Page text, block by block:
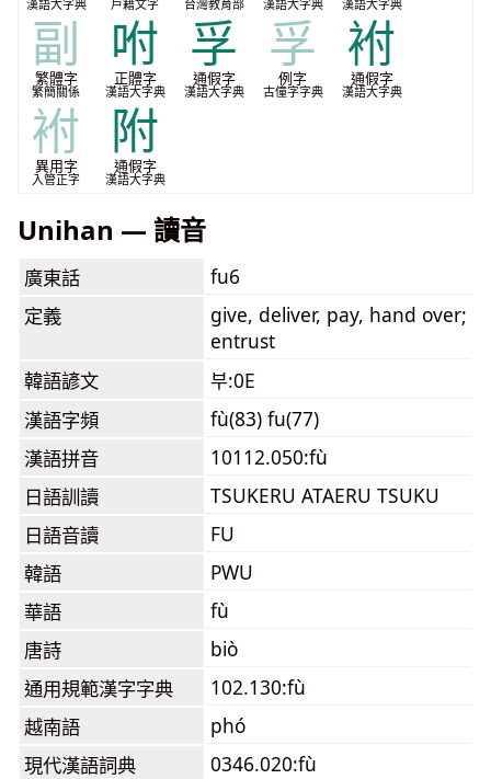
漢語大字典 戶籍文字 台灣教育部 漢語大字典 漢語大字典
副
繁體字
繁簡關係
咐
正體字
漢語大字典
孚
通假字
漢語大字典
孚
例字
古僮字字典
袝
通假字
漢語大字典
袝
異用字
入管正字
附
通假字
漢語大字典
Unihan — 讀音
廣東話
fu6
定義
give, deliver, pay, hand over;
entrust
韓語諺文
부:0E
漢語字頻
fù(83) fu(77)
漢語拼音
10112.050:fù
日語訓讀
TSUKERU ATAERU TSUKU
日語音讀
FU
韓語
PWU
華語
fù
唐詩
biò
通用規範漢字字典
102.130:fù
越南語
phó
現代漢語詞典
0346.020:fù